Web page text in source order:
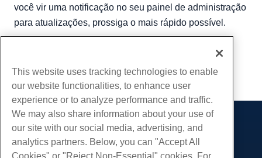
você vir uma notificação no seu painel de administração
para atualizações, prossiga o mais rápido possível.
cópia de URL
Produtos
Hospedagem na web
Serviços
This website uses tracking technologies to enable
our website functionalities, to enhance user
experience or to analyze performance and traffic.
We may also share information about your use of
our site with our social media, advertising, and
analytics partners. Below, you can "Accept All